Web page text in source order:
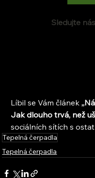
Sledujte
Líbil se Vám článek ,,
Jak dlouho trvá, než
sociálních sítích s
Tepelná čerpadla
Tepelná čerpadla